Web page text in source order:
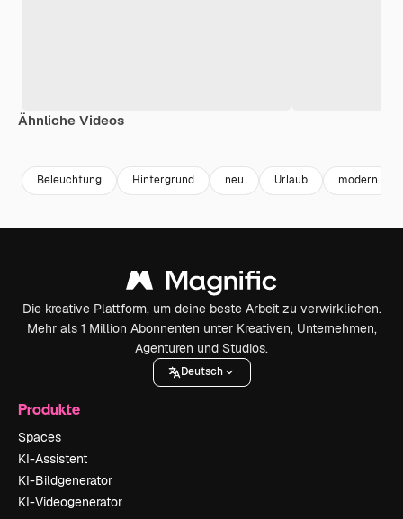
Ähnliche Videos
Beleuchtung Hintergrund neu Urlaub modern
Die kreative Plattform, um deine beste Arbeit zu verwirklichen.
Mehr als 1 Million Abonnenten unter Kreativen, Unternehmen,
Agenturen und Studios.
Deutsch
Produkte
Spaces
KI-Assistent
KI-Bildgenerator
KI-Videogenerator